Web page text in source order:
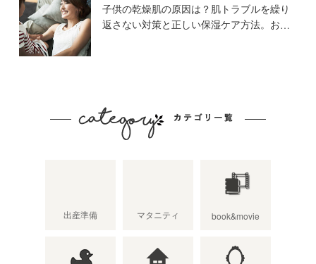
子供の乾燥肌の原因は？肌トラブルを繰り
返さない対策と正しい保湿ケア方法。おす
出産準備 マタニティ book&movie